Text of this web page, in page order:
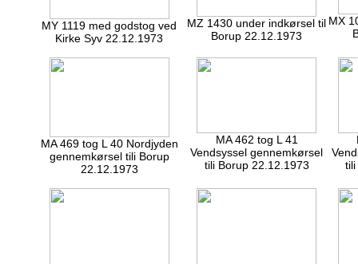
MY 1119 med godstog ved
Kirke Syv 22.12.1973
MZ 1430 under indkørsel til
Borup 22.12.1973
MX
MA 469 tog L 40 Nordjyden
gennemkørsel tili Borup
22.12.1973
MA 462 tog L 41
Vendsyssel gennemkørsel
tili Borup 22.12.1973